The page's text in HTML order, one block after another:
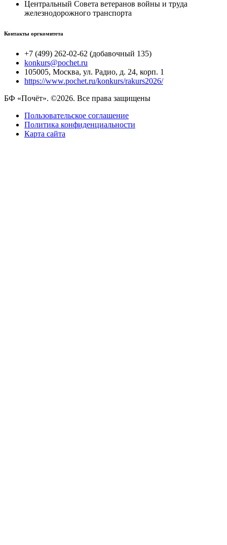
Центральный Совета ветеранов войны и труда
железнодорожного транспорта
Контакты оргкомитета
+7 (499) 262-02-62 (добавочный 135)
konkurs@pochet.ru
105005, Москва, ул. Радио, д. 24, корп. 1
https://www.pochet.ru/konkurs/rakurs2026/
БФ «Почёт». ©2026. Все права защищены
Пользовательское соглашение
Политика конфиденциальности
Карта сайта